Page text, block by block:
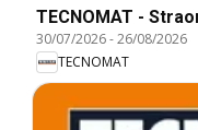
TECNOMAT -
30/07/2026-26/08/2026
TECNOMAT